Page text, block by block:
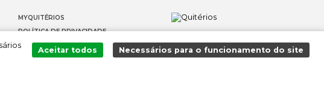
MYQUITÉRIOS
POLÍTICA DE PRIVACIDADE
CONTACTOS
CANAL DE DENÚNCIAS
Aceitar todos Necessários para o funcionamento do site